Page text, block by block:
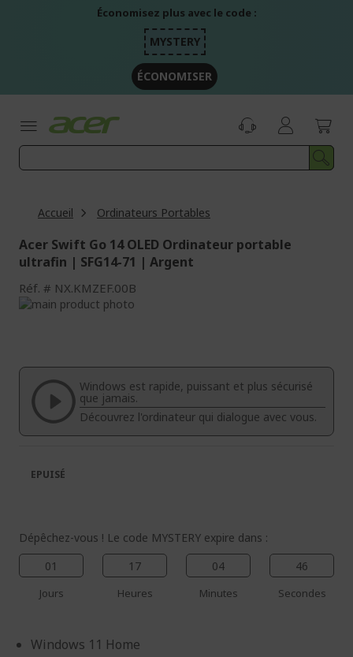
Économisez plus avec le code :
MYSTERY
ÉCONOMISER
Accueil Ordinateurs Portables
Acer Swift Go 14 OLED Ordinateur portable
ultrafin | SFG14-71 | Argent
Réf. NX.KMZEF.00B
Passer
de
galerie
d’images
de
Galerie
d’images
Windows est rapide, puissant et plus sécurisé
que jamais.
Découvrez l'ordinateur qui dialogue avec vous.
Dépêchez-vous ! Le code MYSTERY expire dans :
01
Jours
17
Heures
04
Minutes
45
Secondes
Windows 11 Home
EPUISÉ